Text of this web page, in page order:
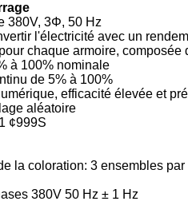
380V, 3Φ, 50 Hz
l'électricité avec un
chaque armoire,
à 100% nominale
de 5% à 100%
efficacité élevée et
aléatoire
¢999S
la coloration: 3 ensembles
380V 50 Hz ± 1 Hz